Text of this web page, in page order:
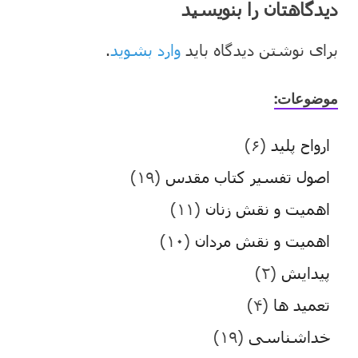
دیدگاهتان را بنویسید
برای نوشتن دیدگاه باید وارد بشوید.
موضوعات:
ارواح پلید (۶)
اصول تفسیر کتاب مقدس (۱۹)
اهمیت و نقش زنان (۱۱)
اهمیت و نقش مردان (۱۰)
پیدایش (۲)
تعمید ها (۴)
خداشناسی (۱۹)